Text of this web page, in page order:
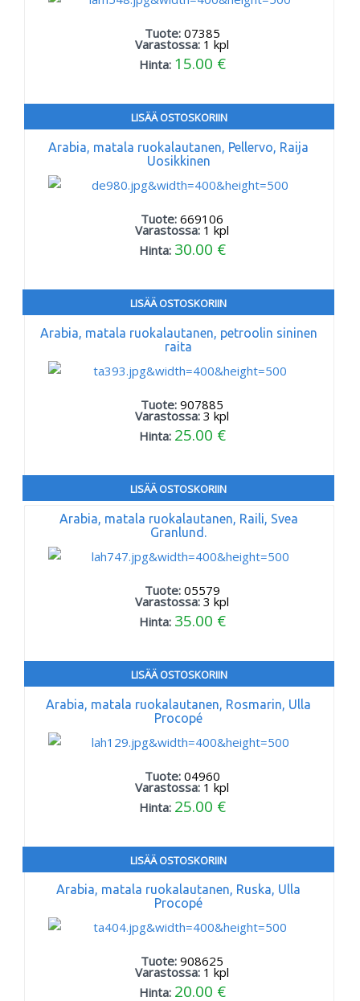
Tuote: 07385
Varastossa: 1 kpl
Hinta: 15.00 €
LISÄÄ OSTOSKORIIN
Arabia, matala ruokalautanen, Pellervo, Raija
Uosikkinen
Tuote:669106
Varastossa: 1 kpl
Hinta: 30.00 €
LISÄÄ OSTOSKORIIN
Arabia, matala ruokalautanen, petroolin sininen
raita
Tuote:907885
Varastossa:3 kpl
Hinta: 25.00 €
LISÄÄ OSTOSKORIIN
Arabia, matala ruokalautanen, Raili, Svea
Granlund.
Tuote: 05579
Varastossa:3 kpl
Hinta: 35.00 €
LISÄÄ OSTOSKORIIN
Arabia, matala ruokalautanen, Rosmarin, Ulla
Procopé
Tuote: 04960
Varastossa: 1 kpl
Hinta: 25.00 €
LISÄÄ OSTOSKORIIN
Arabia, matala ruokalautanen, Ruska, Ulla
Procopé
Tuote:908625
Varastossa: 1 kpl
Hinta: 20.00 €